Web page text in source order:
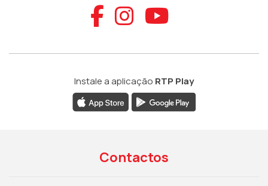
Aceder ao
Aceder ao
Aceder
Instale a aplicação RTP Play
Contactos